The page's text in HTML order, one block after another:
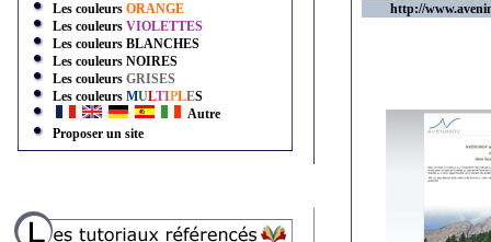
Les couleurs ORANGE
Les couleurs VIOLETTES
Les couleurs BLANCHES
Les couleurs NOIRES
Les couleurs GRISES
Les couleurs MULTIPLES
Autre
Proposer un site
http://